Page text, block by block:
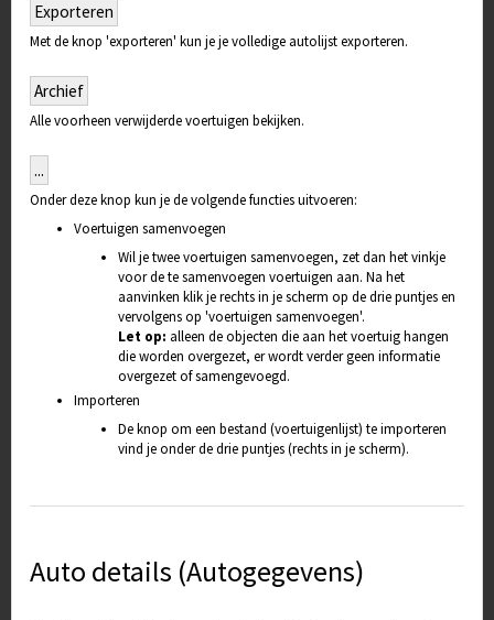
Exporteren
Met de knop 'exporteren' kun je je volledige autolijst exporteren.
Archief
Alle voorheen verwijderde voertuigen bekijken.
...
Onder deze knop kun je de volgende functies uitvoeren:
Voertuigen samenvoegen
Wil je twee voertuigen samenvoegen, zet dan het vinkje
voor de te samenvoegen voertuigen aan. Na het
aanvinken klik je rechts in je scherm op de drie puntjes en
vervolgens op 'voertuigen samenvoegen'.
Let op: alleen de objecten die aan het voertuig hangen
die worden overgezet, er wordt verder geen informatie
overgezet of samengevoegd.
Importeren
De knop om een bestand (voertuigenlijst) te importeren
vind je onder de drie puntjes (rechts in je scherm).
Auto details (Autogegevens)